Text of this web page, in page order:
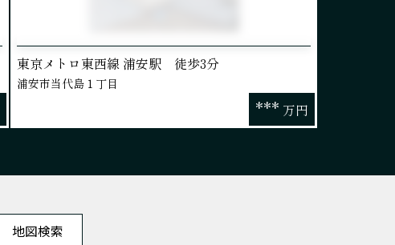
東京メトロ東西線 浦安駅 徒歩3分
浦安市当代島１丁目
*** 万円
地図検索